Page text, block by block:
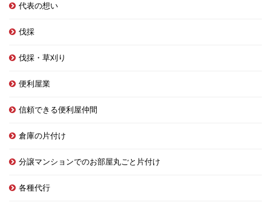
代表の想い
伐採
伐採・草刈り
便利屋業
信頼できる便利屋仲間
倉庫の片付け
分譲マンションでのお部屋丸ごと片付け
各種代行